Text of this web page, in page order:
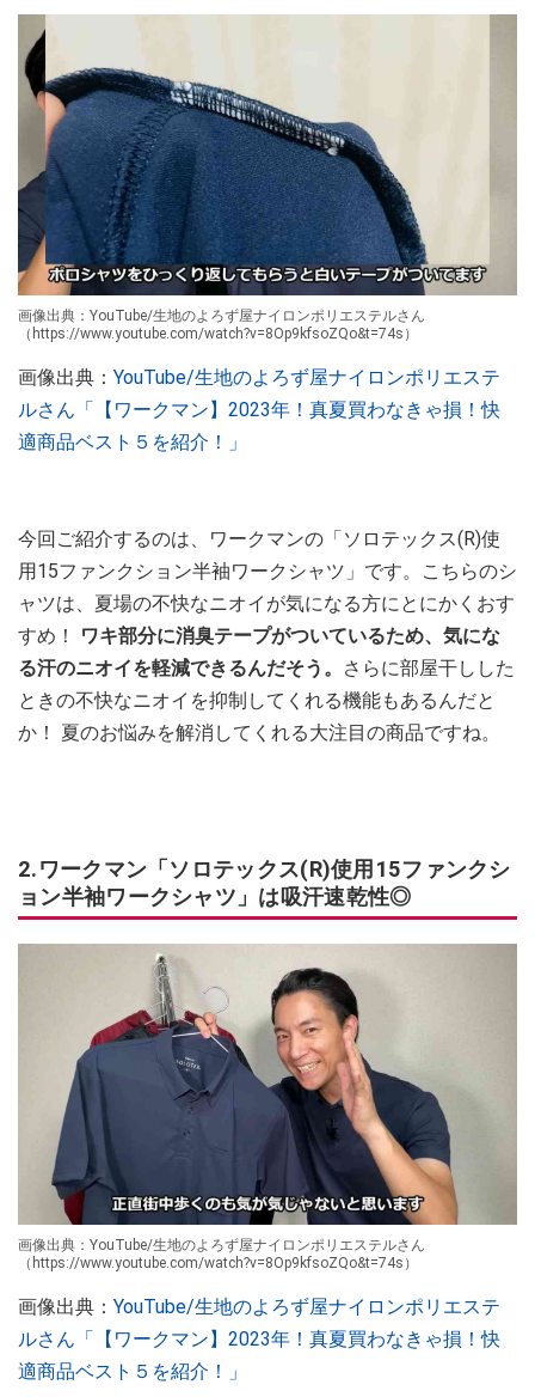
画像出典：YouTube/生地のよろず屋ナイロンポリエステルさん
（https://www.youtube.com/watch?v=8Op9kfsoZQo&t=74s）
画像出典： YouTube/生地のよろず屋ナイロンポリエステ
ルさん「【ワークマン】2023年！真夏買わなきゃ損！快
適商品ベスト５を紹介！」
今回ご紹介するのは、ワークマンの「ソロテックス(R)使
用15ファンクション半袖ワークシャツ」です。こちらのシ
ャツは、夏場の不快なニオイが気になる方にとにかくおす
すめ！
ワキ部分に消臭テープがついているため、気にな
る汗のニオイを軽減できるんだそう。
さらに部屋干しした
ときの不快なニオイを抑制してくれる機能もあるんだと
か！ 夏のお悩みを解消してくれる大注目の商品ですね。
2.ワークマン「ソロテックス(R)使用15ファンクシ
ョン半袖ワークシャツ」は吸汗速乾性◎
画像出典：YouTube/生地のよろず屋ナイロンポリエステルさん
（https://www.youtube.com/watch?v=8Op9kfsoZQo&t=74s）
画像出典： YouTube/生地のよろず屋ナイロンポリエステ
ルさん「【ワークマン】2023年！真夏買わなきゃ損！快
適商品ベスト５を紹介！」